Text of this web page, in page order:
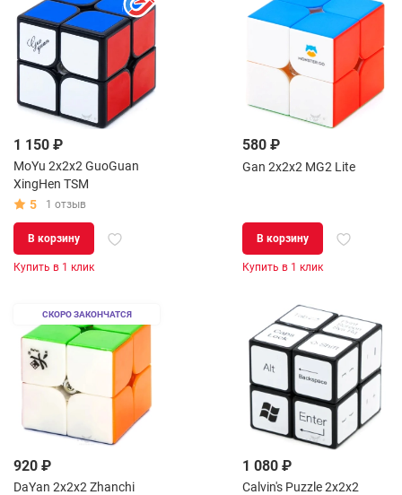
1 150 ₽
MoYu 2x2x2 GuoGuan
XingHen TSM
5
1 отзыв
В корзину
Купить в 1 клик
580 ₽
Gan 2x2x2 MG2 Lite
В корзину
Купить в 1 клик
СКОРО ЗАКОНЧАТСЯ
920 ₽
DaYan 2x2x2 Zhanchi
1 080 ₽
Calvin's Puzzle 2x2x2